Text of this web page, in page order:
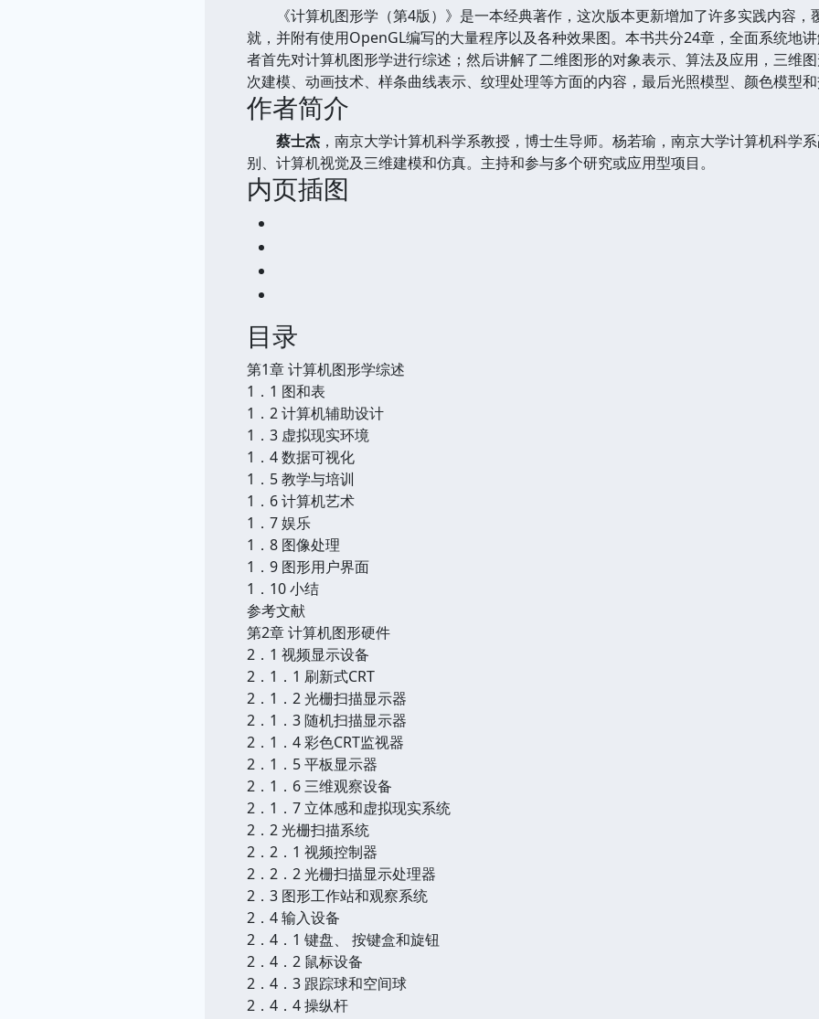
《计算机图形学（第4版）》是一本经典著作，这次版本更新增加了许多实践内容，
就，并附有使用OpenGL编写的大量程序以及各种效果图。本书共分24章，全面系统地
者首先对计算机图形学进行综述；然后讲解了二维图形的对象表示、算法及应用，三维
次建模、动画技术、样条曲线表示、纹理处理等方面的内容，最后光照模型、颜色模型
作者简介
蔡士杰 ，南京大学计算机科学系教授，博士生导师。杨若瑜，南京大学计算机科学
别、计算机视觉及三维建模和仿真。主持和参与多个研究或应用型项目。
内页插图
目录
第1章 计算机图形学综述
1．1 图和表
1．2 计算机辅助设计
1．3 虚拟现实环境
1．4 数据可视化
1．5 教学与培训
1．6 计算机艺术
1．7 娱乐
1．8 图像处理
1．9 图形用户界面
1．10 小结
参考文献
第2章 计算机图形硬件
2．1 视频显示设备
2．1．1 刷新式CRT
2．1．2 光栅扫描显示器
2．1．3 随机扫描显示器
2．1．4 彩色CRT监视器
2．1．5 平板显示器
2．1．6 三维观察设备
2．1．7 立体感和虚拟现实系统
2．2 光栅扫描系统
2．2．1 视频控制器
2．2．2 光栅扫描显示处理器
2．3 图形工作站和观察系统
2．4 输入设备
2．4．1 键盘、 按键盒和旋钮
2．4．2 鼠标设备
2．4．3 跟踪球和空间球
2．4．4 操纵杆